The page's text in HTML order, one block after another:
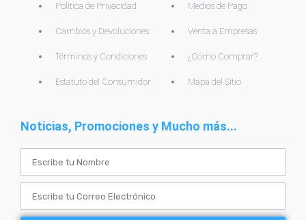
Politica de Privacidad
Cambios y Devoluciones
Términos y Condiciones
Estatuto del Consumidor
Medios de Pago
Venta a Empresas
¿Cómo Comprar?
Mapa del Sitio
Noticias, Promociones y Mucho más...